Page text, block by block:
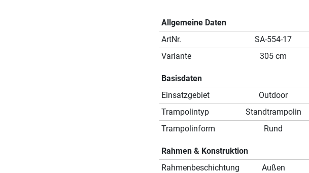
Allgemeine Daten
ArtNr.
SA-554-17
Variante
305 cm
Basisdaten
Einsatzgebiet
Outdoor
Trampolintyp
Standtrampolin
Trampolinform
Rund
Rahmen & Konstruktion
Rahmenbeschichtung
Außen